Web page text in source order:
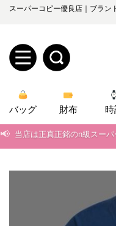
スーパーコピー優良店｜ブラン
規
ユ
ロ
グ
バッグ 財布 時
📢 当店は正真正銘のn級スー
📢 2026春の新作続々更新中！
📢 新作入荷！ルイ・ヴィトン
当店は正真正銘のn級スー
2026春の新作続々更新中